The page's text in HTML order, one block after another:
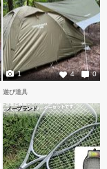
4 0
1
遊び道具
ノーブランド